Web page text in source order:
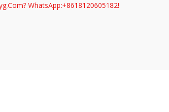
WhatsApp:+8618120605182!